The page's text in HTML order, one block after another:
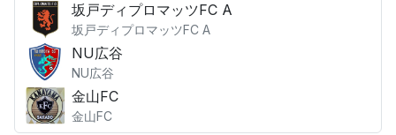
坂戸ディプロマッツFC A
坂戸ディプロマッツFC A
NU広谷
NU広谷
金山FC
金山FC